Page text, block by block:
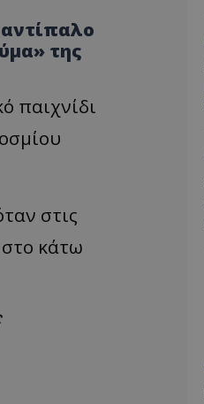
της
παιχνίδι
στις
στο κάτω